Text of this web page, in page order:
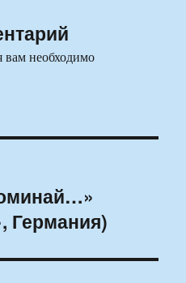
вам необходимо
Германия)